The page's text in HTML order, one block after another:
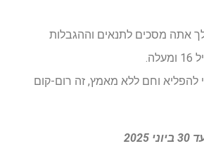
אתה מסכים לתנאים וההגבלות
להפליא וחם ללא מאמץ, זה רום-קום
ביוני 2025